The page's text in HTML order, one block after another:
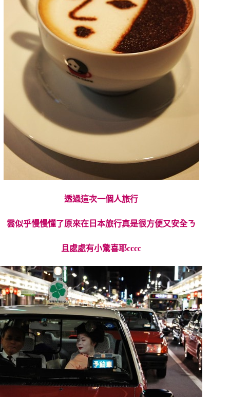
透過這次一個人旅行
雲似乎慢慢懂了原來在日本旅行真是很方便又安全ㄋ
且處處有小驚喜耶cccc